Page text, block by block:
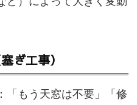
ぎ工事）
：「もう天窓は不要」「修